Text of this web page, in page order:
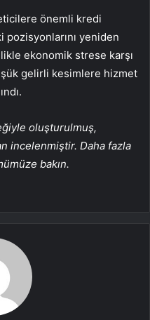
önemli kredi
yeniden
ekonomik strese karşı
gelirli kesimlere hizmet
oluşturulmuş,
incelenmiştir. Daha fazla
bakın.